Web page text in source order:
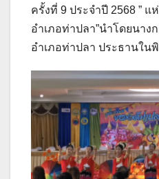
ครั้งที่ 9 ประจำปี 2568 ”
อำเภอท่าปลา”นำโดยนา
อำเภอท่าปลา ประธานใน